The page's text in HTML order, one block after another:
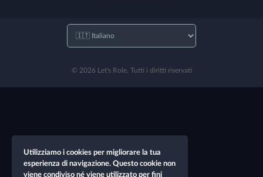
© 2026 Let's Role. Tutti i diritti riservati
Utilizziamo i cookies per migliorare la tua
esperienza di navigazione. Questo cookie non
viene condiviso né viene utilizzato per fini